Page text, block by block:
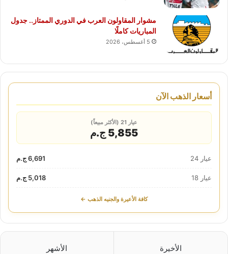
مشوار المقاولون العرب في الدوري الممتاز.. جدول
المباريات كاملًا
5 أغسطس، 2026
أسعار الذهب الآن
عيار 21 (الأكثر مبيعاً)
5,855 ج.م
عيار 24 6,691 ج.م
عيار 18 5,018 ج.م
كافة الأعيرة والجنيه الذهب ←
الأخيرة الأشهر